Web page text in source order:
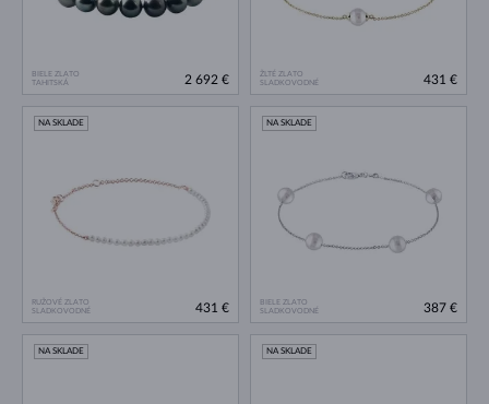
BIELE ZLATO
TAHITSKÁ
2 692 €
ŽLTÉ ZLATO
SLADKOVODNÉ
431 €
RUŽOVÉ ZLATO
SLADKOVODNÉ
NA SKLADE
431 €
BIELE ZLATO
SLADKOVODNÉ
NA SKLADE
387 €
NA SKLADE NA SKLADE